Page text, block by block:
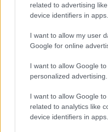
related to advertising
device identifiers in apps.
I want to allow my user
Google for online
I want to allow Google
personalized advertising.
I want to allow Google
related to analytics like
device identifiers in apps.
Πούτιν, Ερντογάν
ΚΟΣΜΟΣ 11.12.2019
μνημόνιο: Να
Αντίδραση Μόσχας
μνημόνιο: Να
Στην Άγκυρα, η